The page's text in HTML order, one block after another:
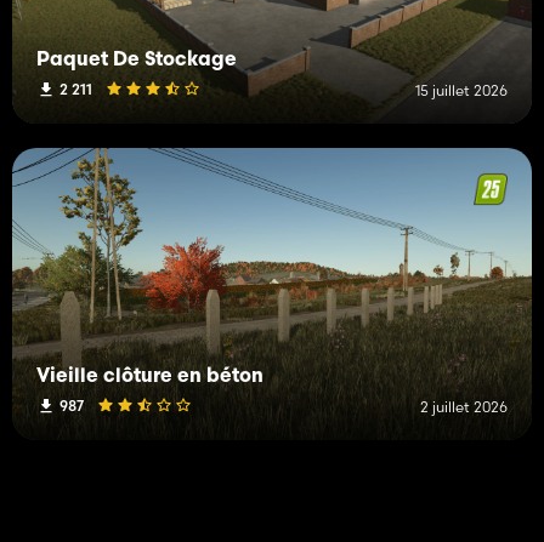
Paquet De Stockage
2 211 15 juillet 2026
Vieille clôture en béton
987 2 juillet 2026